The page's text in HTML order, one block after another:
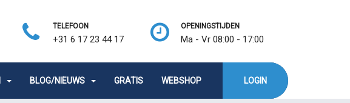
TELEFOON
+31 6 17 23 44 17
OPENINGSTIJDEN
Ma - Vr 08:00 - 17:00
BLOG/NIEUWS GRATIS WEBSHOP LOGIN